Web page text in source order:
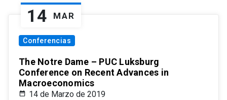
14 MAR
Conferencias
The Notre Dame – PUC Luksburg
Conference on Recent Advances in
Macroeconomics
14 de Marzo de 2019